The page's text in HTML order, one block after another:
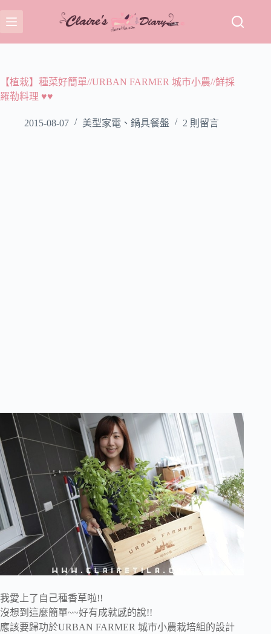
至
主
容【植栽】種菜好簡單//URBAN FARMER 城市小農//鮮採
羅勒料理 ♥♥
2015-08-07 美型家電、鍋具餐盤 2 則留言
我愛上了自己種香草啦!!
沒想到這麼簡單~~好有成就感的說!!
應該要歸功於URBAN FARMER 城市小農栽培組的設計